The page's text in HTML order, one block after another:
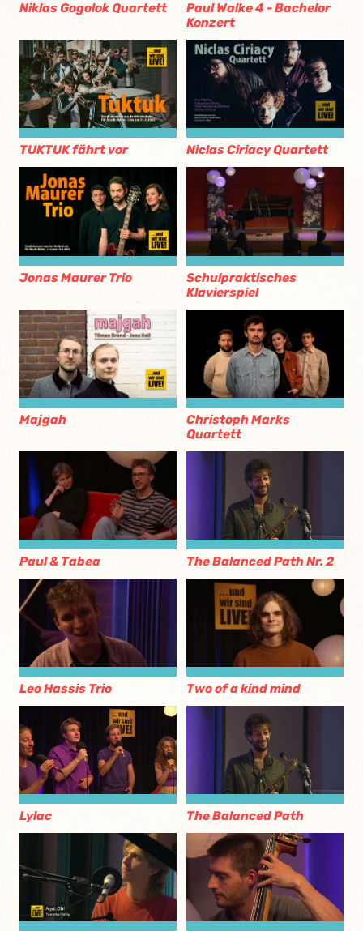
Niklas Gogolok Quartett
Paul Walke 4 - Bachelor
Konzert
TUKTUK fährt vor Niclas Ciriacy Quartett
Jonas Maurer Trio
Schulpraktisches
Klavierspiel
Majgah
Christoph Marks
Quartett
Paul & Tabea The Balanced Path Nr. 2
Leo Hassis Trio Two of a kind mind
Lylac The Balanced Path